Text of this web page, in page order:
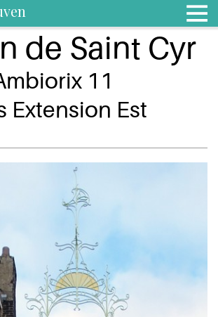
de Saint Cyr
11
Extension Est